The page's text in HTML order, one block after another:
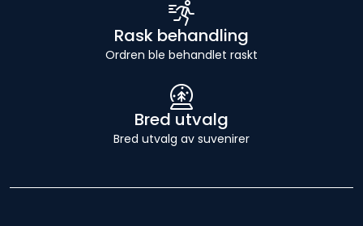
Rask behandling
Ordren ble behandlet raskt
Bred utvalg
Bred utvalg av suvenirer